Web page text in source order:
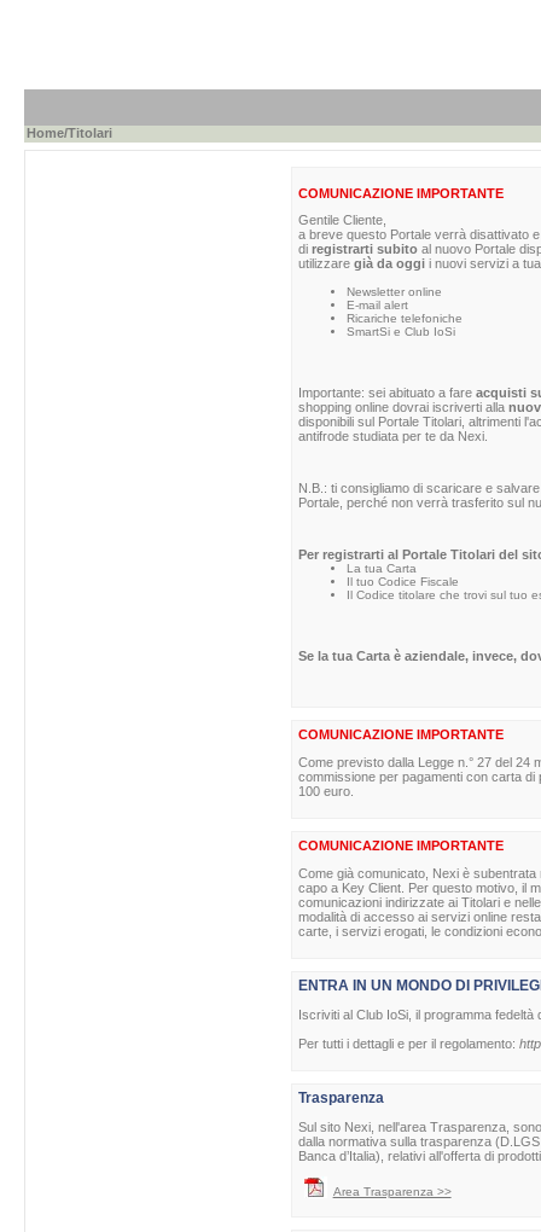
Home/Titolari
COMUNICAZIONE IMPORTANTE
Gentile Cliente,
a breve questo Portale verrà disattivato
diregistrarti subitoal nuovo Portale
utilizzare già da oggii nuovi servizi a
Newsletter online
E-mail alert
Ricariche telefoniche
SmartSi e Club IoSi
Importante: sei abituato a fare acquisti
shopping online dovrai iscriverti alla
disponibili sul Portale Titolari, altrimenti
antifrode studiata per te da Nexi.
N.B.: ti consigliamo di scaricare e
Portale, perché non verrà trasferito sul
Per registrarti al Portale Titolari del
La tua Carta
Il tuo Codice Fiscale
Il Codice titolare che trovi sul tuo
Se la tua Carta è aziendale, invece,
COMUNICAZIONE IMPORTANTE
Come previsto dalla Legge n.° 27 del 24
commissione per pagamenti con carta
100 euro.
COMUNICAZIONE IMPORTANTE
Come già comunicato, Nexi è
capo a Key Client. Per questo motivo, il
comunicazioni indirizzate ai Titolari e
modalità di accesso ai servizi online
carte, i servizi erogati, le condizioni
ENTRA IN UN MONDO DI
Iscriviti al Club IoSi, il programma
Per tutti i dettagli e per il regolamento:
Trasparenza
Sul sito Nexi, nell'area Trasparenza,
dalla normativa sulla trasparenza
Banca d’Italia), relativi all'offerta di
Area Trasparenza >>